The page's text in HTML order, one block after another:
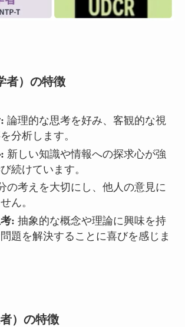
者）の特徴
論理的な思考を好み、客観的な視
分析します。
新しい知識や情報への探求心が強
続けています。
の考えを大切にし、他人の意見に
ん。
: 抽象的な概念や理論に興味を持
題を解決することに喜びを感じま
）の特徴